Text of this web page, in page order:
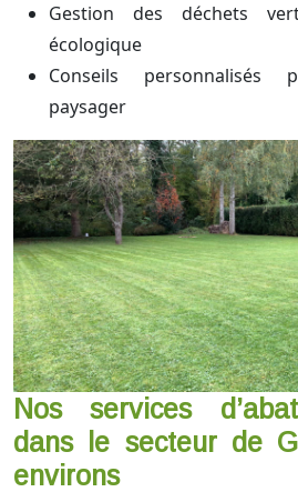
Gestion des déchets
écologique
Conseils personnalisés
paysager
Nos services
dans le secteur de
environs